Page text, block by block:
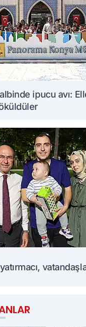
ipucu avı: